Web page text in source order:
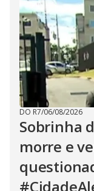
DO R7/06/08/2026
Sobrinha
morre e